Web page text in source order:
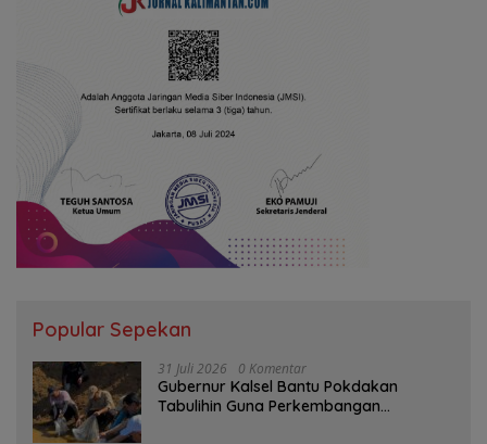
Popular Sepekan
31 Juli 2026 0 Komentar
Gubernur Kalsel Bantu Pokdakan
Tabulihin Guna Perkembangan